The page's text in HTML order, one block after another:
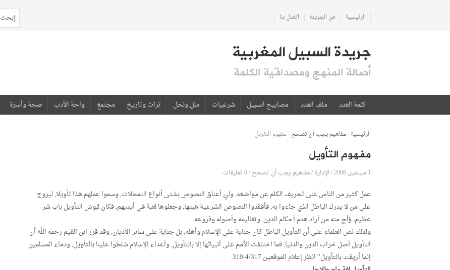
الرئيسية عن الجريدة اتصل بنا
جريدة السبيل المغربية
أصالة المنهج ومصداقية الكلمة
كلمة العدد ملف العدد مصابيح السبيل شرعيات ملل ونحل تراث وتاريخ مجتمع واحة الأدب صحة وأسرة
الرئيسية/مفاهيم يجب أن تصحح/مفهوم التأويل
مفهوم التأويل
1 سبتمبر, 2006 /الإدارة/مفاهيم يجب أن تصحح/0 تعليقات
عمل كثير من الناس على تحريف الكلم عن مواضعه, وليّ أعناق النصوص بشتى أنواع التمحلات, وسموا عملهم هذا تأويلا, ليروج
على من لا يدرك الباطل الذي جاءوا به, فأفقدوا النصوص الشرعية هبتها, وجعلوها لعبة في أيديهم, فكان لبُوسُ التأويل باب شر
عظيم, وََلَج منه من أراد هدم أحكام الدين, وتعاليمه وأصوله وفروعه.
ولذلك نص العلماء على أن التأويل الباطل كان جناية على الإسلام وأهله, بل جناية على سائر الأديان, وقد قرر ابن القيم رحمه الله أن
التأويل أصل خراب الدين والدنيا, فما اختلفت الأمم على أنبيائها إلا بالتأويل, وأعداء الإسلام سُلطوا علينا بالتأويل, ودماء المسلمين
إنما أريقت بالتأويل” انظر إعلام الموقعين 4/317-319.